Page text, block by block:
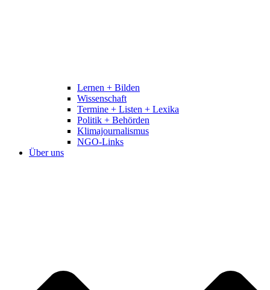
Lernen + Bilden
Wissenschaft
Termine + Listen + Lexika
Politik + Behörden
Klimajournalismus
NGO-Links
Über uns